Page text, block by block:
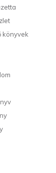
könyvek